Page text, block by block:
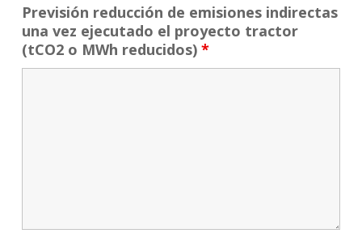
Previsión reducción de emisiones indirectas
una vez ejecutado el proyecto tractor
(tCO2 o MWh reducidos)*